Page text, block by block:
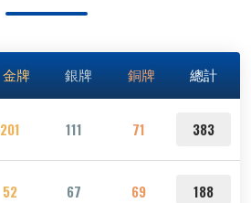
金牌 銀牌 銅牌 總計
201 111 71 383
52 67 69 188